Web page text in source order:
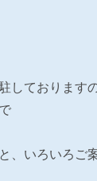
しております
、いろいろご